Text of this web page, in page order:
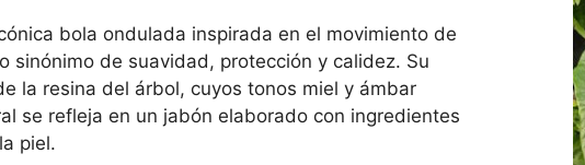
bola ondulada inspirada en el movimiento de
sinónimo de suavidad, protección y calidez. Su
la resina del árbol, cuyos tonos miel y ámbar
se refleja en un jabón elaborado con ingredientes
piel.